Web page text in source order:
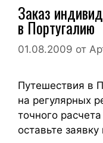
Заказ
в Португалию
01.08.2009 от
Путешествия в
на регулярных
точного
оставьте